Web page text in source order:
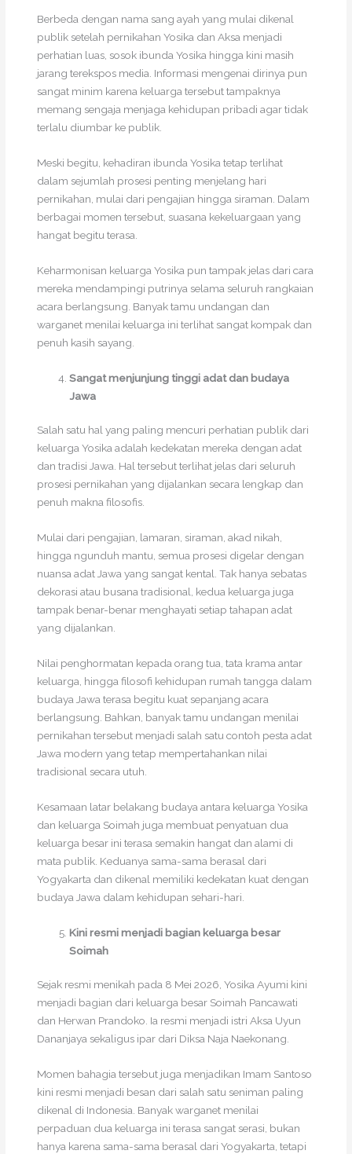
Berbeda dengan nama sang ayah yang mulai dikenal
publik setelah pernikahan Yosika dan Aksa menjadi
perhatian luas, sosok ibunda Yosika hingga kini masih
jarang terekspos media. Informasi mengenai dirinya pun
sangat minim karena keluarga tersebut tampaknya
memang sengaja menjaga kehidupan pribadi agar tidak
terlalu diumbar ke publik.
Meski begitu, kehadiran ibunda Yosika tetap terlihat
dalam sejumlah prosesi penting menjelang hari
pernikahan, mulai dari pengajian hingga siraman. Dalam
berbagai momen tersebut, suasana kekeluargaan yang
hangat begitu terasa.
Keharmonisan keluarga Yosika pun tampak jelas dari cara
mereka mendampingi putrinya selama seluruh rangkaian
acara berlangsung. Banyak tamu undangan dan
warganet menilai keluarga ini terlihat sangat kompak dan
penuh kasih sayang.
Sangat menjunjung tinggi adat dan budaya
Jawa
Salah satu hal yang paling mencuri perhatian publik dari
keluarga Yosika adalah kedekatan mereka dengan adat
dan tradisi Jawa. Hal tersebut terlihat jelas dari seluruh
prosesi pernikahan yang dijalankan secara lengkap dan
penuh makna filosofis.
Mulai dari pengajian, lamaran, siraman, akad nikah,
hingga ngunduh mantu, semua prosesi digelar dengan
nuansa adat Jawa yang sangat kental. Tak hanya sebatas
dekorasi atau busana tradisional, kedua keluarga juga
tampak benar-benar menghayati setiap tahapan adat
yang dijalankan.
Nilai penghormatan kepada orang tua, tata krama antar
keluarga, hingga filosofi kehidupan rumah tangga dalam
budaya Jawa terasa begitu kuat sepanjang acara
berlangsung. Bahkan, banyak tamu undangan menilai
pernikahan tersebut menjadi salah satu contoh pesta adat
Jawa modern yang tetap mempertahankan nilai
tradisional secara utuh.
Kesamaan latar belakang budaya antara keluarga Yosika
dan keluarga Soimah juga membuat penyatuan dua
keluarga besar ini terasa semakin hangat dan alami di
mata publik. Keduanya sama-sama berasal dari
Yogyakarta dan dikenal memiliki kedekatan kuat dengan
budaya Jawa dalam kehidupan sehari-hari.
Kini resmi menjadi bagian keluarga besar
Soimah
Sejak resmi menikah pada 8 Mei 2026, Yosika Ayumi kini
menjadi bagian dari keluarga besar Soimah Pancawati
dan Herwan Prandoko. Ia resmi menjadi istri Aksa Uyun
Dananjaya sekaligus ipar dari Diksa Naja Naekonang.
Momen bahagia tersebut juga menjadikan Imam Santoso
kini resmi menjadi besan dari salah satu seniman paling
dikenal di Indonesia. Banyak warganet menilai
perpaduan dua keluarga ini terasa sangat serasi, bukan
hanya karena sama-sama berasal dari Yogyakarta, tetapi